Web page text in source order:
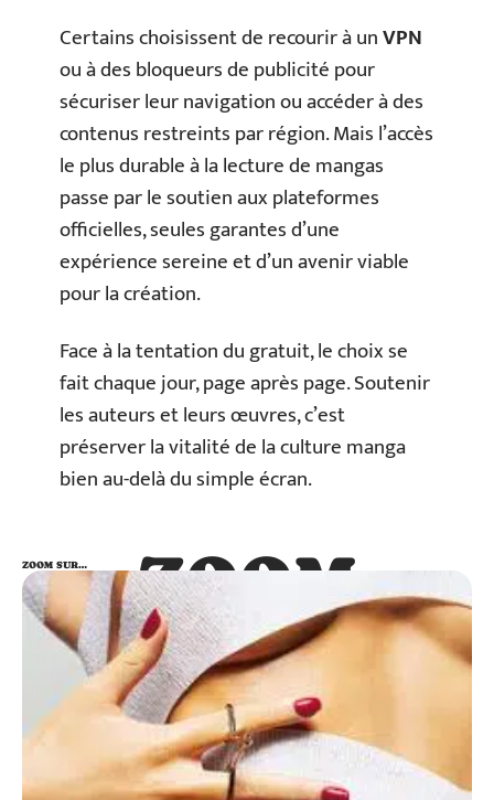
Certains choisissent de recourir à unVPN
ou à des bloqueurs de publicité pour
sécuriser leur navigation ou accéder à des
contenus restreints par région. Mais l’accès
le plus durable à la lecture de mangas
passe par le soutien aux plateformes
officielles, seules garantes d’une
expérience sereine et d’un avenir viable
pour la création.
Face à la tentation du gratuit, le choix se
fait chaque jour, page après page. Soutenir
les auteurs et leurs œuvres, c’est
préserver la vitalité de la culture manga
bien au-delà du simple écran.
ZOOM
SUR…
ZOOM SUR…